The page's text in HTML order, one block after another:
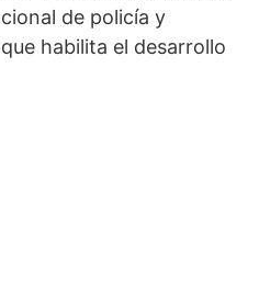
de policía y
habilita el desarrollo